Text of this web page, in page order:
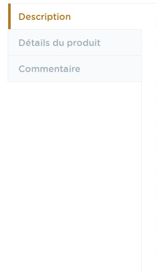
Description
Détails du produit
Commentaire